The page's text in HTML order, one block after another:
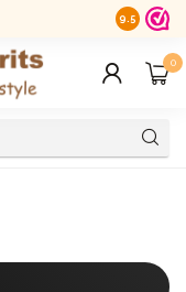
14 dagen
9.5
0